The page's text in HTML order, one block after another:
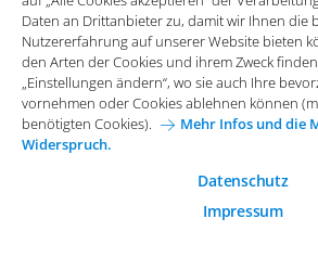
Impressum
Allgemeine
Karriere bei Arvato Systems
Daten an Drittanbieter zu, damit wir Ihnen die
Nutzererfahrung auf unserer Website bieten
den Arten der Cookies und ihrem Zweck
„Einstellungen ändern“, wo sie auch Ihre
vornehmen oder Cookies ablehnen können
benötigten Cookies).
Mehr Infos und die
Widerspruch.
Datenschutz
Impressum
Widerspruch.
Funktionale Cookies
Diese Cookies sind essenziell
Funktion der Website.
Analytische Cookies
Analytische Cookies werden